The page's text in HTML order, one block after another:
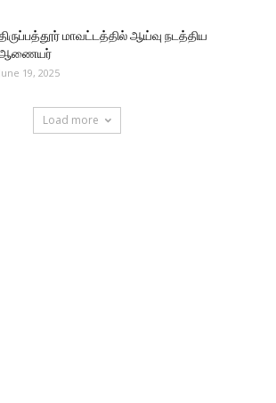
மாவட்டத்தில் ஆய்வு நடத்திய
June 19, 2025
Load more